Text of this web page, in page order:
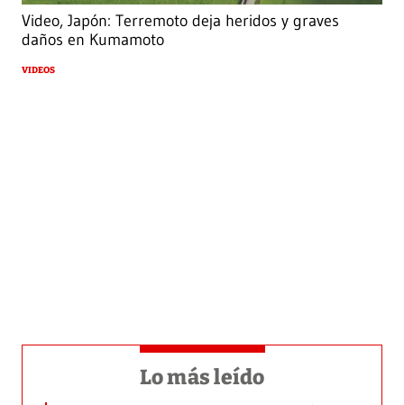
Video, Japón: Terremoto deja heridos y graves
daños en Kumamoto
VIDEOS
Lo más leído